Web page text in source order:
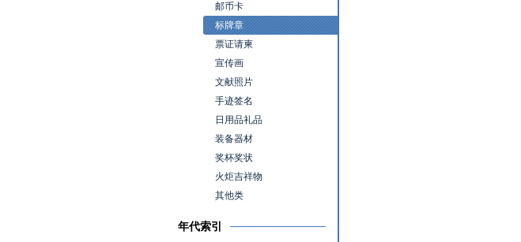
邮币卡
标牌章
票证请柬
宣传画
文献照片
手迹签名
日用品礼品
装备器材
奖杯奖状
火炬吉祥物
其他类
年代索引